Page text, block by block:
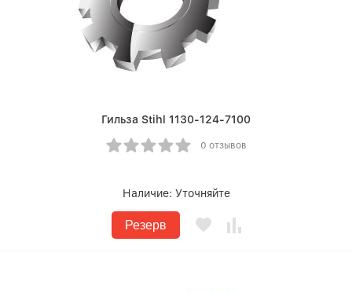
Гильза Stihl 1130-124-7100
0 отзывов
Наличие: Уточняйте
Резерв